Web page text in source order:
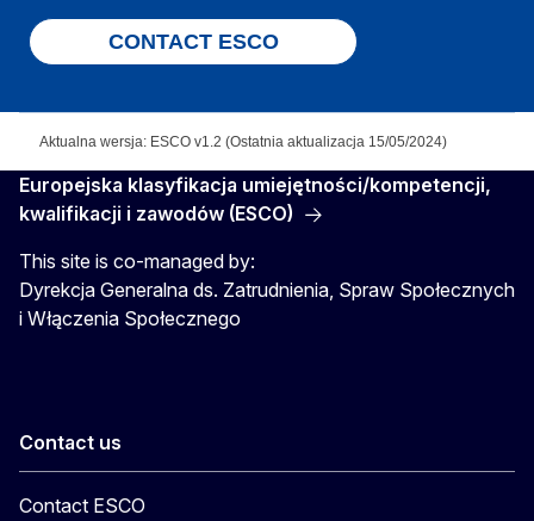
CONTACT ESCO
Aktualna wersja: ESCO v1.2 (Ostatnia aktualizacja 15/05/2024)
Europejska klasyfikacja umiejętności/kompetencji,
kwalifikacji i zawodów (ESCO)
This site is co-managed by:
Dyrekcja Generalna ds. Zatrudnienia, Spraw Społecznych
i Włączenia Społecznego
Contact us
Contact ESCO